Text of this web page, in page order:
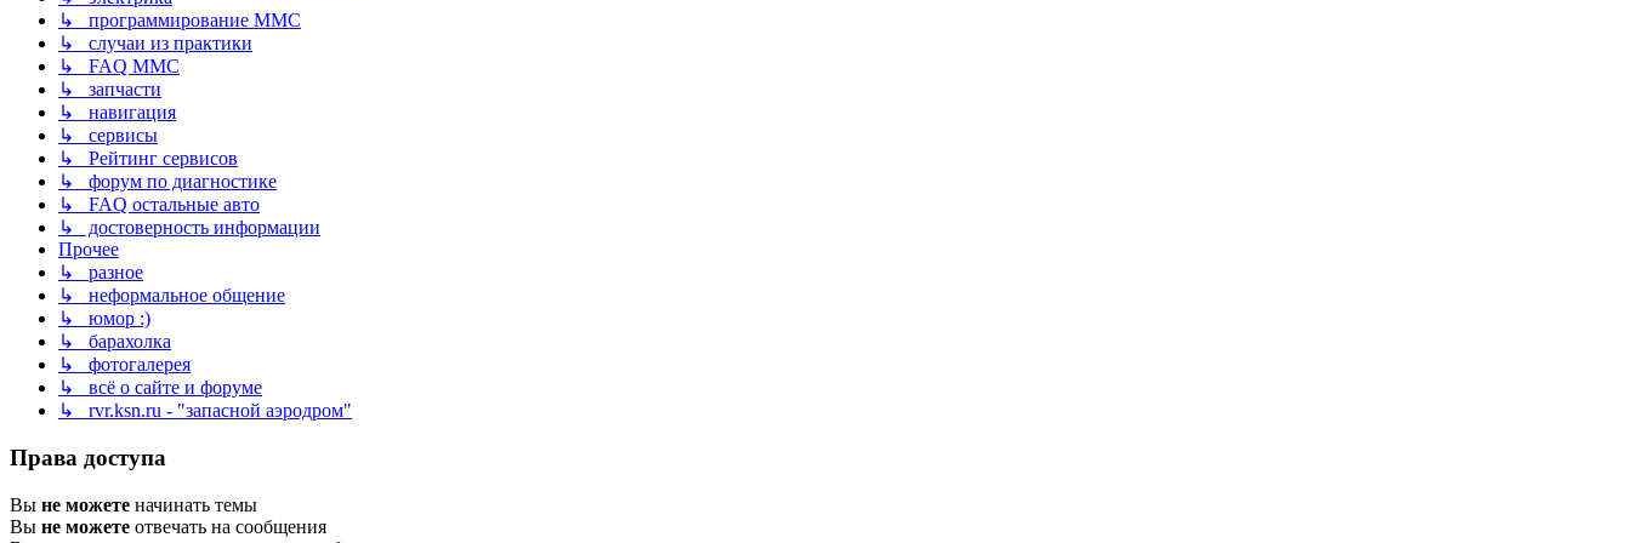
↳ программирование MMC
↳ случаи из практики
↳ FAQ MMC
↳ запчасти
↳ навигация
↳ сервисы
↳ Рейтинг сервисов
↳ форум по диагностике
↳ FAQ остальные авто
↳ достоверность информации
Прочее
↳ разное
↳ неформальное общение
↳ юмор :)
↳ барахолка
↳ фотогалерея
↳ всё о сайте и форуме
↳ rvr.ksn.ru - "запасной аэродром"
Права доступа
Вы не можете начинать темы
Вы не можете отвечать на сообщения